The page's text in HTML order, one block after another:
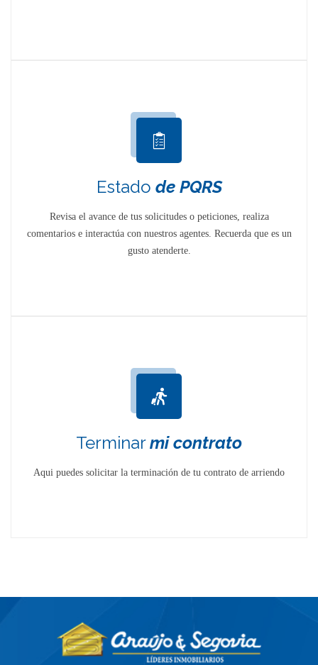
Estado de PQRS
Revisa el avance de tus solicitudes o peticiones, realiza
comentarios e interactúa con nuestros agentes. Recuerda que es un
gusto atenderte.
Terminarmi contrato
Aqui puedes solicitar la terminación de tu contrato de arriendo